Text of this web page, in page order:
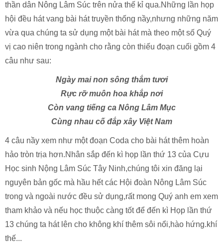
thần dân Nông Lâm Súc trên nửa thế kỉ qua.Những lần họp
hội đều hát vang bài hát truyền thống nầy,nhưng những năm
vừa qua chúng ta sử dụng một bài hát mà theo một số Quý
vị cao niên trong ngành cho rằng còn thiếu đoạn cuối gồm 4
câu như sau:
Ngày mai non sông thắm tươi
Rực rỡ muôn hoa khắp nơi
Còn vang tiếng ca Nông Lâm Mục
Cùng nhau cố đắp xây ViệtNam
4 câu nầy xem như một đoạn Coda cho bài hát thêm hoàn
hảo tròn trịa hơn.Nhân sắp đến kì họp lần thứ 13 của Cựu
Học sinh Nộng Lâm Súc Tây Ninh,chúng tôi xin đăng lại
nguyên bản gốc mà hầu hết các Hội đoàn Nông Lâm Súc
trong và ngoài nước đều sử dụng,rất mong Quý anh em xem
tham khảo và nếu học thuộc càng tốt để đến kì Họp lần thứ
13 chúng ta hát lên cho không khí thêm sôi nổi,hào hứng.khí
thế...